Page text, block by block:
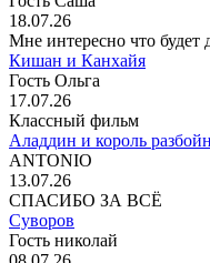
18.07.26
Мне интересно что
Кишан и Канхайя
Гость Ольга
17.07.26
Классный фильм
Аладдин и король
ANTONIO
13.07.26
СПАСИБО ЗА ВСЁ
Суворов
Гость николай